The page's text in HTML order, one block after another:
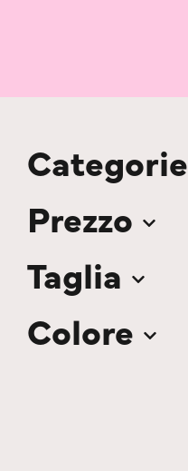
Categorie
Prezzo
Taglia
Colore